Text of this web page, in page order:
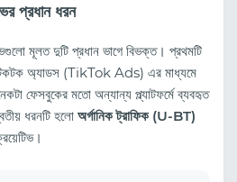
প্রধান ধরন
মূলত দুটি প্রধান ভাগে বিভক্ত। প্রথমটি
অ্যাডস (TikTok Ads) এর মাধ্যমে
ফেসবুকের মতো অন্যান্য প্ল্যাটফর্মে ব্যবহৃত
ধরনটি হলো অর্গানিক ট্রাফিক (U-BT)